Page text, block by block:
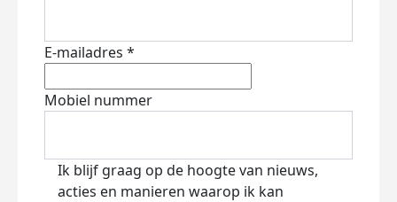
E-mailadres *
Mobiel nummer
Ik blijf graag op de hoogte van nieuws,
acties en manieren waarop ik kan